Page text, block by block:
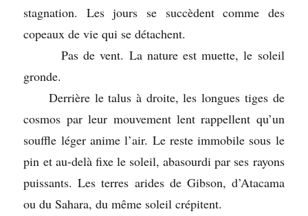
stagnation. Les jours se succèdent comme des
copeaux de vie qui se détachent.
Pas de vent. La nature est muette, le soleil
gronde.
Derrière le talus à droite, les longues tiges de
cosmos par leur mouvement lent rappellent qu’un
souffle léger anime l’air. Le reste immobile sous le
pin et au-delà fixe le soleil, abasourdi par ses rayons
puissants. Les terres arides de Gibson, d’Atacama
ou du Sahara, du même soleil crépitent.